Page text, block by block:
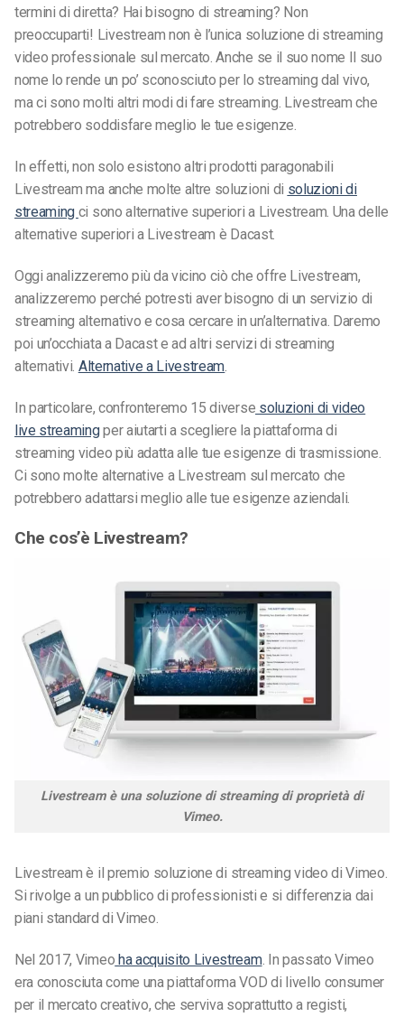
termini di diretta? Hai bisogno di streaming? Non
preoccuparti! Livestream non è l’unica soluzione di streaming
video professionale sul mercato. Anche se il suo nome Il suo
nome lo rende un po’ sconosciuto per lo streaming dal vivo,
ma ci sono molti altri modi di fare streaming. Livestream che
potrebbero soddisfare meglio le tue esigenze.
In effetti, non solo esistono altri prodotti paragonabili
Livestreamma anche molte altre soluzioni di soluzioni di
streaming ci sono alternative superiori a Livestream. Una delle
alternative superiori a Livestream è Dacast.
Oggi analizzeremo più da vicino ciò che offre Livestream,
analizzeremo perché potresti aver bisogno di un servizio di
streaming alternativo e cosa cercare in un’alternativa. Daremo
poi un’occhiata a Dacast e ad altri servizi di streaming
alternativi. Alternative a Livestream.
In particolare, confronteremo 15 diverse soluzioni di video
live streamingper aiutarti a scegliere la piattaforma di
streaming video più adatta alle tue esigenze di trasmissione.
Ci sono molte alternative a Livestream sul mercato che
potrebbero adattarsi meglio alle tue esigenze aziendali.
Che cos’è Livestream?
Livestream è una soluzione di streaming di proprietà di
Vimeo.
Livestream è il premio soluzione di streaming video di Vimeo.
Si rivolge a un pubblico di professionisti e si differenzia dai
piani standard di Vimeo.
Nel 2017, Vimeo ha acquisito Livestream. In passato Vimeo
era conosciuta come una piattaforma VOD di livello consumer
per il mercato creativo, che serviva soprattutto a registi,